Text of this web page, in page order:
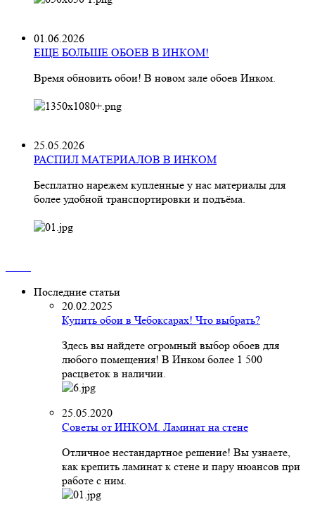
01.06.2026
ЕЩЕ БОЛЬШЕ ОБОЕВ В ИНКОМ!
Время обновить обои! В новом зале обоев Инком.
25.05.2026
РАСПИЛ МАТЕРИАЛОВ В ИНКОМ
Бесплатно нарежем купленные у нас материалы для
более удобной транспортировки и подъёма.
Последние статьи
20.02.2025
Купить обои в Чебоксарах! Что выбрать?
Здесь вы найдете огромный выбор обоев для
любого помещения! В Инком более 1 500
расцветок в наличии.
25.05.2020
Советы от ИНКОМ. Ламинат на стене
Отличное нестандартное решение! Вы узнаете,
как крепить ламинат к стене и пару нюансов при
работе с ним.